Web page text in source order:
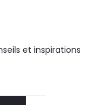
et inspirations